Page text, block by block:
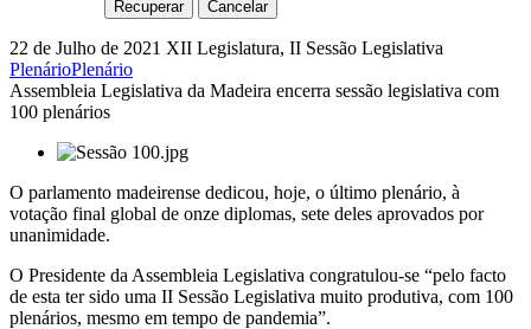
22 de Julho de 2021 XII Legislatura, II Sessão Legislativa
PlenárioPlenário
Assembleia Legislativa da Madeira encerra sessão legislativa com
100 plenários
O parlamento madeirense dedicou, hoje, o último plenário, à
votação final global de onze diplomas, sete deles aprovados por
unanimidade.
O Presidente da Assembleia Legislativa congratulou-se “pelo facto
de esta ter sido uma II Sessão Legislativa muito produtiva, com 100
plenários, mesmo em tempo de pandemia”.